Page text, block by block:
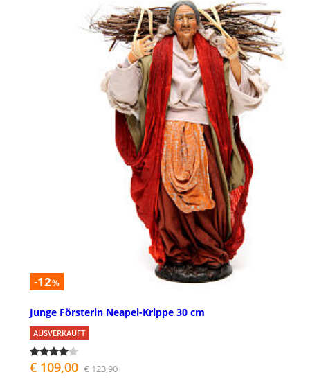
-12%
Junge Försterin Neapel-Krippe 30 cm
AUSVERKAUFT
€ 109,00 € 123,90